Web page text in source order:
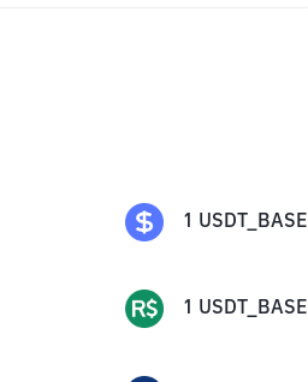
1 USDT_BASE
1 USDT_BASE